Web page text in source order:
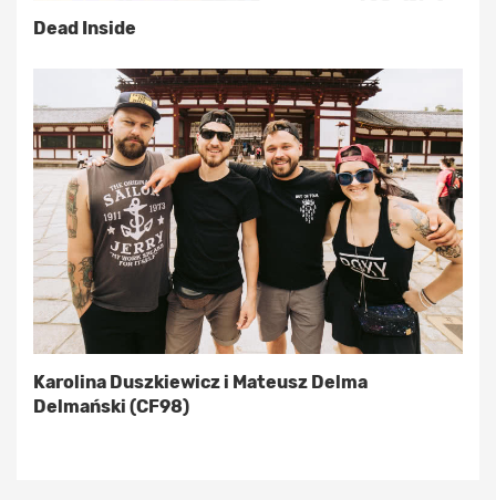
Dead Inside
Karolina Duszkiewicz i Mateusz Delma
Delmański (CF98)